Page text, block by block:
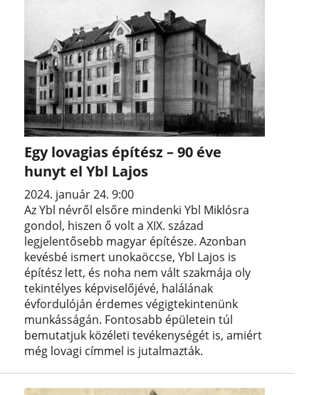
Egy lovagias építész – 90 éve
hunyt el Ybl Lajos
2024. január 24. 9:00
Az Ybl névről elsőre mindenki Ybl Miklósra
gondol, hiszen ő volt a XIX. század
legjelentősebb magyar építésze. Azonban
kevésbé ismert unokaöccse, Ybl Lajos is
építész lett, és noha nem vált szakmája oly
tekintélyes képviselőjévé, halálának
évfordulóján érdemes végigtekintenünk
munkásságán. Fontosabb épületein túl
bemutatjuk közéleti tevékenységét is, amiért
még lovagi címmel is jutalmazták.